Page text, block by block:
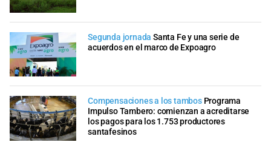
Segunda jornada Santa Fe y una serie de
acuerdos en el marco de Expoagro
Compensaciones a los tambos Programa
Impulso Tambero: comienzan a acreditarse
los pagos para los 1.753 productores
santafesinos